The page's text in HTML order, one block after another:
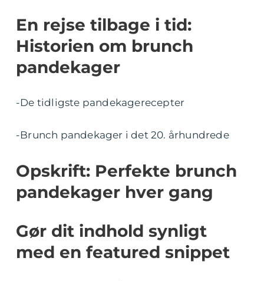
En rejse tilbage i tid:
Historien om brunch
pandekager
-De tidligste pandekagerecepter
-Brunch pandekager i det 20. århundrede
Opskrift: Perfekte brunch
pandekager hver gang
Gør dit indhold synligt
med en featured snippet